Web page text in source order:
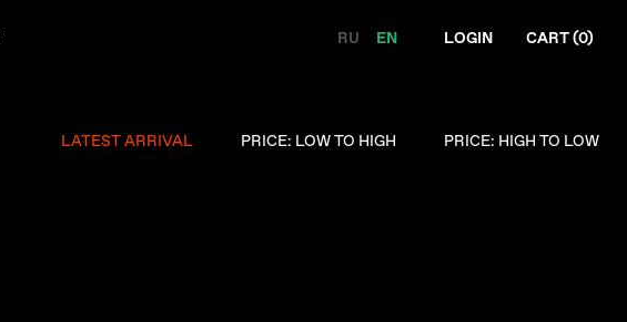
RU EN LOGIN CART (0)
LATEST ARRIVAL PRICE: LOW TO HIGH PRICE: HIGH TO LOW